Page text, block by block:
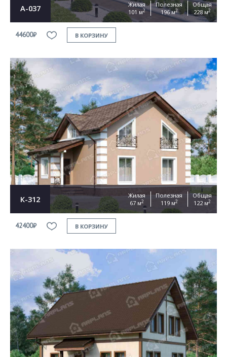
А-037
Жилая
101 м2
Полезная
196 м2
Общая
228 м2
44600₽ В КОРЗИНУ
К-312
Жилая
67 м2
Полезная
119 м2
Общая
122 м2
42400₽ В КОРЗИНУ